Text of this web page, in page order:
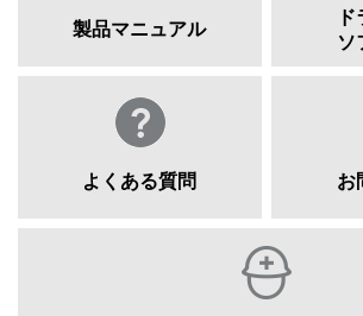
製品マニュアル
ソ
よくある質問 お